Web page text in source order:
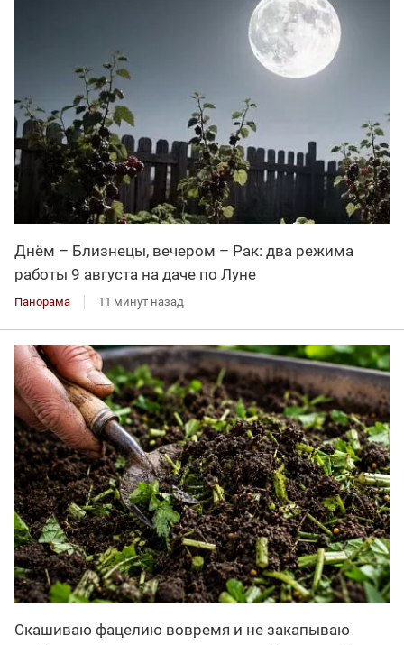
Днём – Близнецы, вечером – Рак: два режима
работы 9 августа на даче по Луне
Панорама 11 минут назад
Скашиваю фацелию вовремя и не закапываю